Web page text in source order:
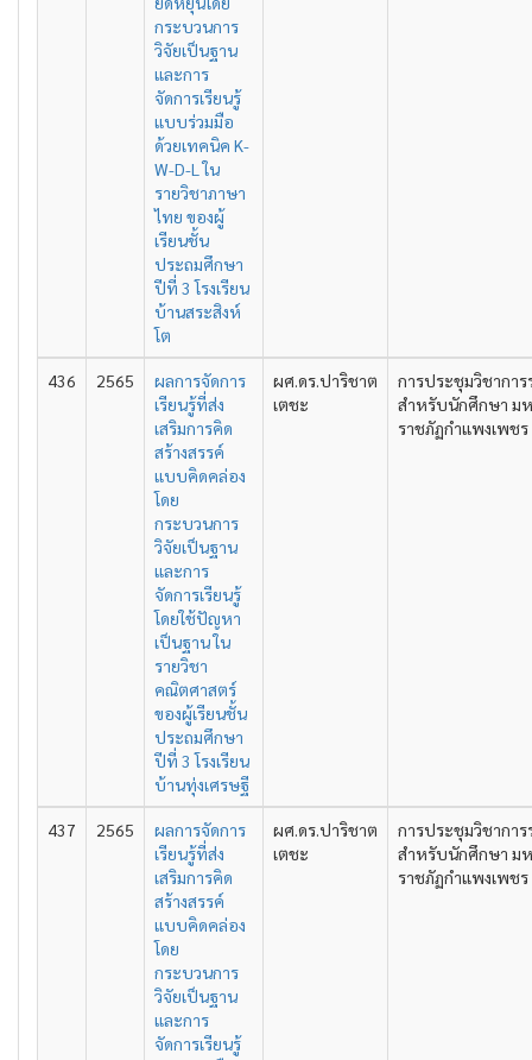
กระบวนการ
วิจัยเป็นฐาน
และการ
จัดการเรียนรู้
แบบร่วมมือ
ด้วยเทคนิค K-
W-D-L ใน
รายวิชาภาษา
ไทย ของผู้
เรียนชั้น
ประถมศึกษา
ปีที่ 3 โรงเรียน
บ้านสระสิงห์
โต
436 2565
ผลการจัดการ
เรียนรู้ที่ส่ง
เสริมการคิด
สร้างสรรค์
แบบคิดคล่อง
โดย
กระบวนการ
วิจัยเป็นฐาน
และการ
จัดการเรียนรู้
โดยใช้ปัญหา
เป็นฐาน ใน
รายวิชา
คณิตศาสตร์
ของผู้เรียนชั้น
ประถมศึกษา
ปีที่ 3 โรงเรียน
บ้านทุ่งเศรษฐี
ผศ.ดร.ปาริชาต
เตชะ
การประชุมวิชากา
สำหรับนักศึกษา ม
ราชภัฏกำแพงเพช
437 2565
ผลการจัดการ
เรียนรู้ที่ส่ง
เสริมการคิด
สร้างสรรค์
แบบคิดคล่อง
โดย
กระบวนการ
วิจัยเป็นฐาน
และการ
จัดการเรียนรู้
ผศ.ดร.ปาริชาต
เตชะ
การประชุมวิชากา
สำหรับนักศึกษา ม
ราชภัฏกำแพงเพช